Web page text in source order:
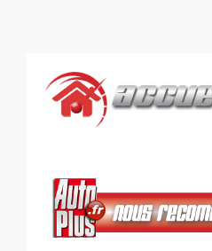
content